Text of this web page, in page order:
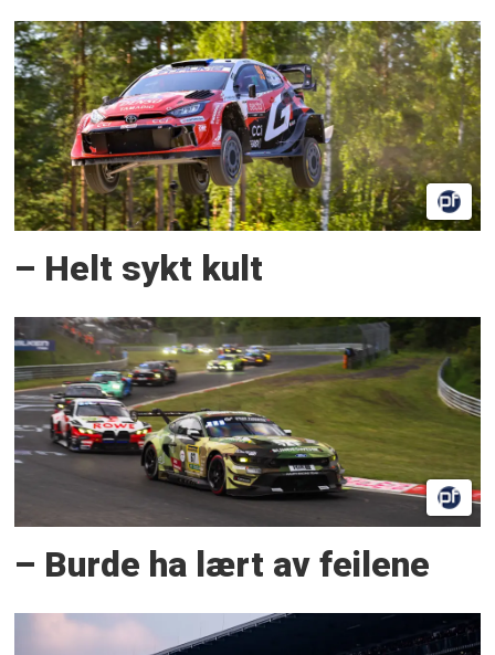
– Helt sykt kult
– Burde ha lært av feilene